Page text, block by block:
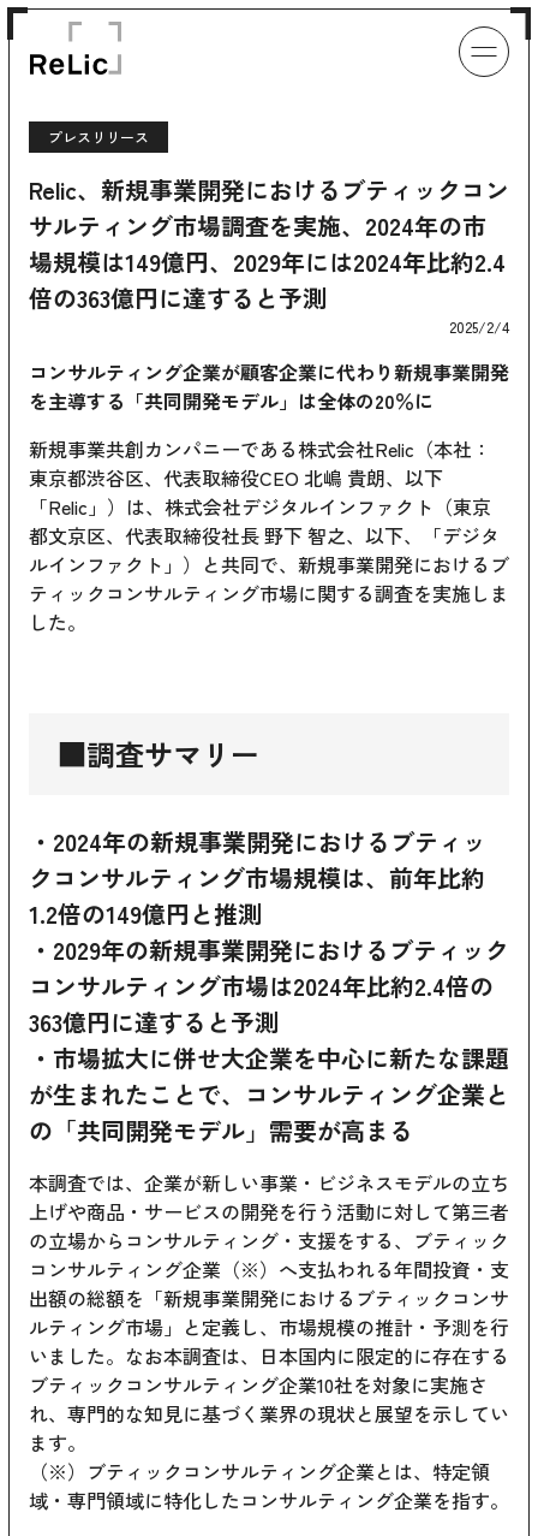
プレスリリース
Relic、新規事業開発におけるブティックコン
サルティング市場調査を実施、2024年の市
場規模は149億円、2029年には2024年比約2.4
倍の363億円に達すると予測
2025/2/4
コンサルティング企業が顧客企業に代わり新規事業開発
を主導する「共同開発モデル」は全体の20％に
新規事業共創カンパニーである株式会社Relic（本社：
東京都渋谷区、代表取締役CEO 北嶋 貴朗、以下
「Relic」）は、株式会社デジタルインファクト（東京
都文京区、代表取締役社長 野下 智之、以下、「デジタ
ルインファクト」）と共同で、新規事業開発におけるブ
ティックコンサルティング市場に関する調査を実施しま
した。
■調査サマリー
・2024年の新規事業開発におけるブティッ
クコンサルティング市場規模は、前年比約
1.2倍の149億円と推測
・2029年の新規事業開発におけるブティック
コンサルティング市場は2024年比約2.4倍の
363億円に達すると予測
・市場拡大に併せ大企業を中心に新たな課題
が生まれたことで、コンサルティング企業と
の「共同開発モデル」需要が高まる
本調査では、企業が新しい事業・ビジネスモデルの立ち
上げや商品・サービスの開発を行う活動に対して第三者
の立場からコンサルティング・支援をする、ブティック
コンサルティング企業（※）へ支払われる年間投資・支
出額の総額を「新規事業開発におけるブティックコンサ
ルティング市場」と定義し、市場規模の推計・予測を行
いました。なお本調査は、日本国内に限定的に存在する
ブティックコンサルティング企業10社を対象に実施さ
れ、専門的な知見に基づく業界の現状と展望を示してい
ます。
（※）ブティックコンサルティング企業とは、特定領
域・専門領域に特化したコンサルティング企業を指す。